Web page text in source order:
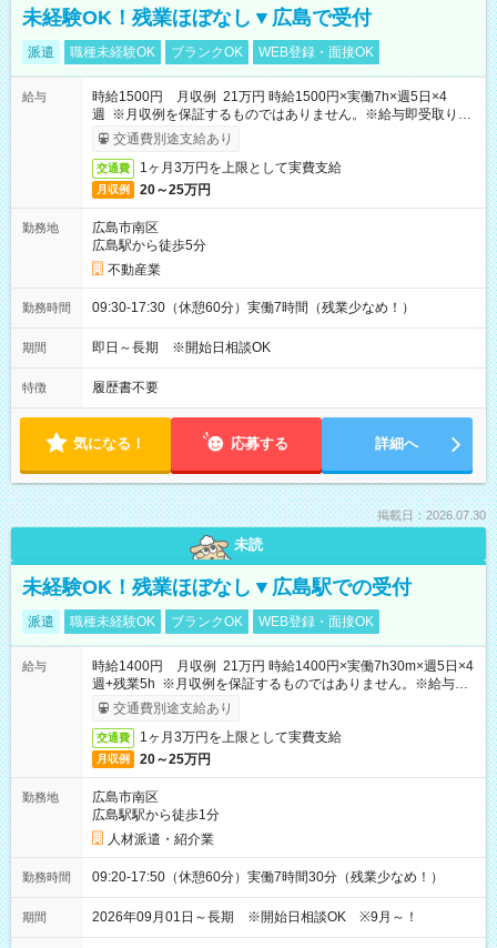
未経験OK！残業ほぼなし▼広島で受付
派遣 職種未経験OK ブランクOK WEB登録・面接OK
給与
時給1500円 月収例 21万円 時給1500円×実働7h×週5日×4
週 ※月収例を保証するものではありません。※給与即受取りサ
ービス利用可（利用条件有）
交通費別途支給あり
交通費 1ヶ月3万円を上限として実費支給
月収例 20～25万円
勤務地
広島市南区
広島駅から徒歩5分
不動産業
勤務時間 09:30-17:30（休憩60分）実働7時間（残業少なめ！）
期間 即日～長期 ※開始日相談OK
特徴 履歴書不要
気になる！ 応募する 詳細へ
掲載日：2026.07.30
未読
未経験OK！残業ほぼなし▼広島駅での受付
派遣 職種未経験OK ブランクOK WEB登録・面接OK
給与
時給1400円 月収例 21万円 時給1400円×実働7h30m×週5日×4
週+残業5h ※月収例を保証するものではありません。※給与即
受取りサービス利用可（利用条件有）
交通費別途支給あり
交通費 1ヶ月3万円を上限として実費支給
月収例 20～25万円
勤務地
広島市南区
広島駅駅から徒歩1分
人材派遣・紹介業
勤務時間 09:20-17:50（休憩60分）実働7時間30分（残業少なめ！）
期間 2026年09月01日～長期 ※開始日相談OK ※9月～！